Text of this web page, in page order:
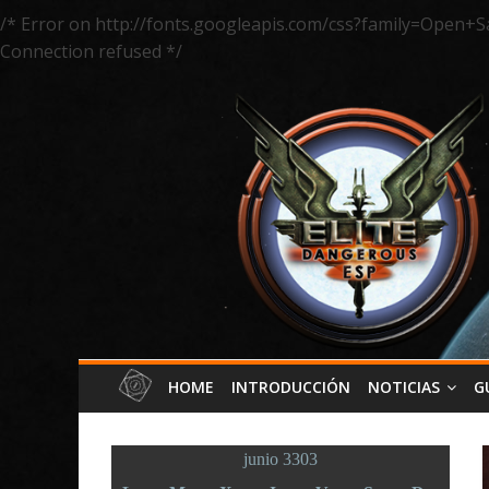
/* Error on http://fonts.googleapis.com/
Connection refused */
HOME INTRODUCCIÓN NOTICIAS
junio 3303